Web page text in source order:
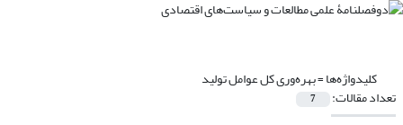
کلیدواژه‌ها =بهره‌وری کل عوامل تولید
تعداد مقالات: 7